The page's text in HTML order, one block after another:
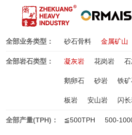
全部业务类型： 砂石骨料 金属矿山
全部岩石类型： 凝灰岩 花岗岩
鹅卵石 砂岩 铁
板岩 安山岩 闪
全部产量(TPH)： ≦500TPH 500-